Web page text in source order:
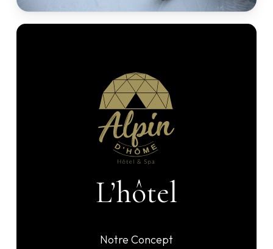
L’hôtel
Notre Concept